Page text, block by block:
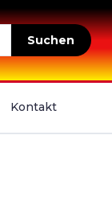
Suchen
Kontakt